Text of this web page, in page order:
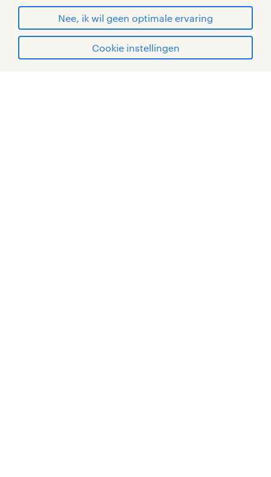
Nee, ik wil geen optimale ervaring
Cookie instellingen
© Randstad 2026